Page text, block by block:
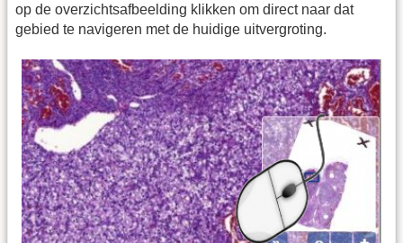
op de overzichtsafbeelding klikken om direct naar dat
gebied te navigeren met de huidige uitvergroting.